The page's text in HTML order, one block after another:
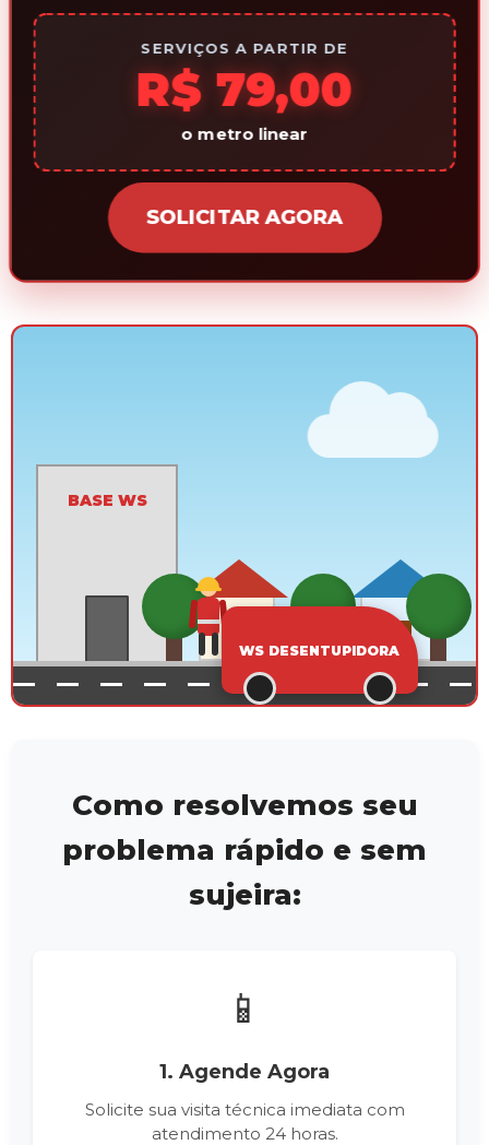
SERVIÇOS A PARTIR DE
R$ 79,00
o metro linear
SOLICITAR AGORA
BASE WS
Como resolvemos seu
problema rápido e sem
sujeira:
📱
1. Agende Agora
Solicite sua visita técnica imediata com
atendimento 24 horas.